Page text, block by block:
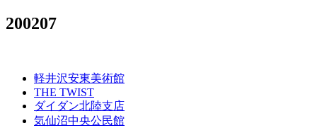
200207
軽井沢安東美術館
THE TWIST
ダイダン北陸支店
気仙沼中央公民館